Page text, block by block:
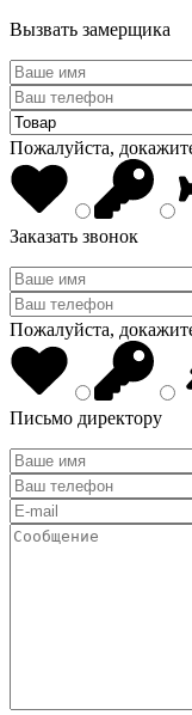
Вызвать замерщика
Пожалуйста,
Заказать звонок
Пожалуйста,
Письмо директору